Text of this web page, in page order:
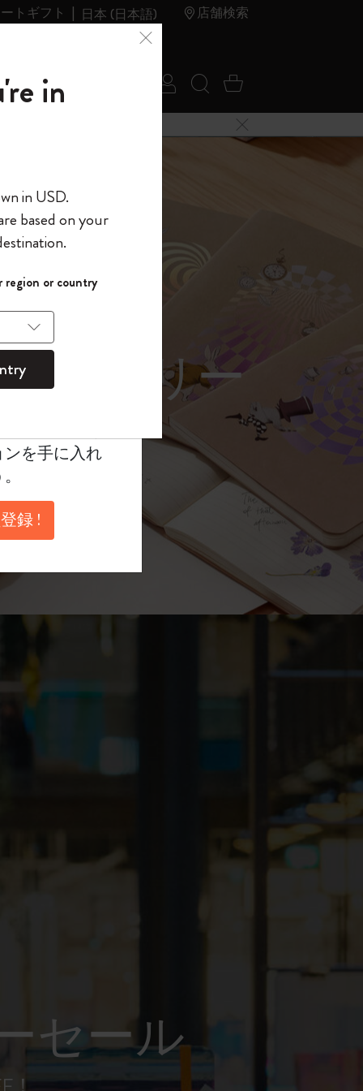
トギフト 日本 (日本語) 店舗検索
ール
ログイン
パスワードを表示
保存する
検索 (キーワード
カート 0 アイ
メニューを閉じる
サングラス）
示1
セール
ようこそ
、コード
力すると、初
無料になり
レット品は
を手に入れ
録 !
in
in USD.
based on your
or country